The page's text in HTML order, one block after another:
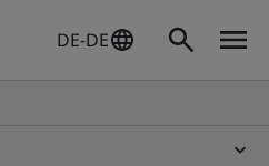
DE-DE